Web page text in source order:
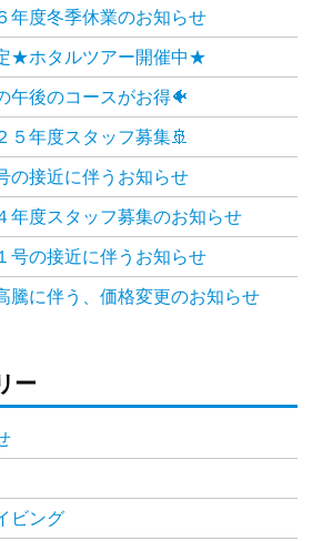
年度冬季休業のお知らせ
★ホタルツアー開催中★
午後のコースがお得🐠
５年度スタッフ募集🚢
の接近に伴うお知らせ
年度スタッフ募集のお知らせ
号の接近に伴うお知らせ
騰に伴う、価格変更のお知らせ
ー
ビング